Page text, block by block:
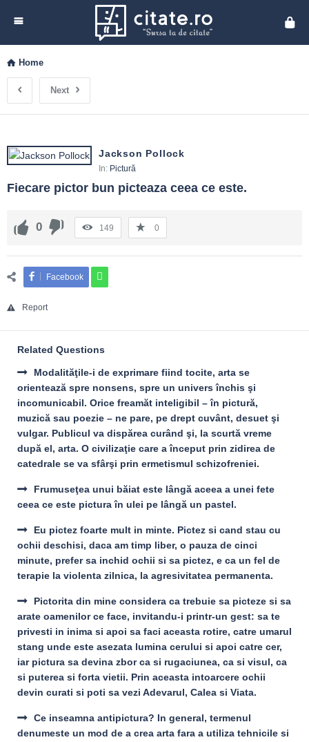
Home
Next
Jackson Pollock
In: Pictură
Fiecare pictor bun picteaza ceea ce este.
0 149 0
Facebook
Report
Related Questions
Modalităţile-i de exprimare fiind tocite, arta se
orientează spre nonsens, spre un univers închis şi
incomunicabil. Orice freamăt inteligibil – în pictură,
muzică sau poezie – ne pare, pe drept cuvânt, desuet şi
vulgar. Publicul va dispărea curând şi, la scurtă vreme
după el, arta. O civilizaţie care a început prin zidirea de
catedrale se va sfârşi prin ermetismul schizofreniei.
Frumuseţea unui băiat este lângă aceea a unei fete
ceea ce este pictura în ulei pe lângă un pastel.
Eu pictez foarte mult in minte. Pictez si cand stau cu
ochii deschisi, daca am timp liber, o pauza de cinci
minute, prefer sa inchid ochii si sa pictez, e ca un fel de
terapie la violenta zilnica, la agresivitatea permanenta.
Pictorita din mine considera ca trebuie sa picteze si sa
arate oamenilor ce face, invitandu-i printr-un gest: sa te
privesti in inima si apoi sa faci aceasta rotire, catre umarul
stang unde este asezata lumina cerului si apoi catre cer,
iar pictura sa devina zbor ca si rugaciunea, ca si visul, ca
si puterea si forta vietii. Prin aceasta intoarcere ochii
devin curati si poti sa vezi Adevarul, Calea si Viata.
Ce inseamna antipictura? In general, termenul
denumeste un mod de a crea arta fara a utiliza tehnicile si